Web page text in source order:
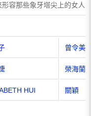
形容那些象牙塔尖上的女
曾令美
榮海蘭
HUI 關穎